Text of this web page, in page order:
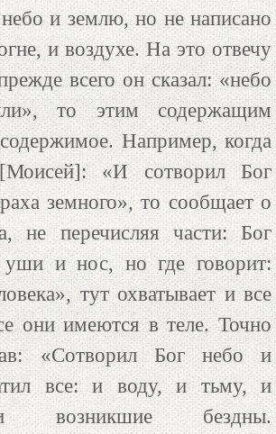
и землю, но не написано
и воздухе. На это отвечу
всего он сказал: «небо
то этим содержащим
Например, когда
«И сотворил Бог
земного», то сообщает о
не перечисляя части: Бог
уши и нос, но где говорит:
тут охватывает и все
они имеются в теле. Точно
«Сотворил Бог небо и
все: и воду, и тьму, и
возникшие бездны.